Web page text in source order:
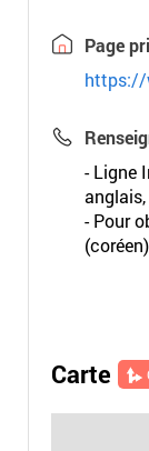
Page
https://
- Ligne
- Pour
(coréen)
Carte